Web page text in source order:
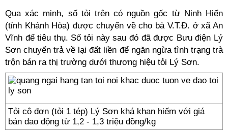
Qua xác minh, số tỏi trên có nguồn gốc từ Ninh Hiển
(tỉnh Khánh Hòa) được chuyển về cho bà V.T.Đ. ở xã An
Vĩnh để tiêu thụ. Số tỏi này sau đó đã được Bưu điện Lý
Sơn chuyển trả về lại đất liền để ngăn ngừa tình trạng trà
trộn bán ra thị trường dưới thương hiệu tỏi Lý Sơn.
Tỏi cô đơn (tỏi 1 tép) Lý Sơn khá khan hiếm với giá
bán dao động từ 1,2 - 1,3 triệu đồng/kg